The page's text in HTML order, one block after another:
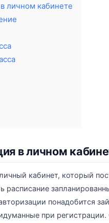
личном кабинете
в личном
кабинет, который
расписание
понадобится
при